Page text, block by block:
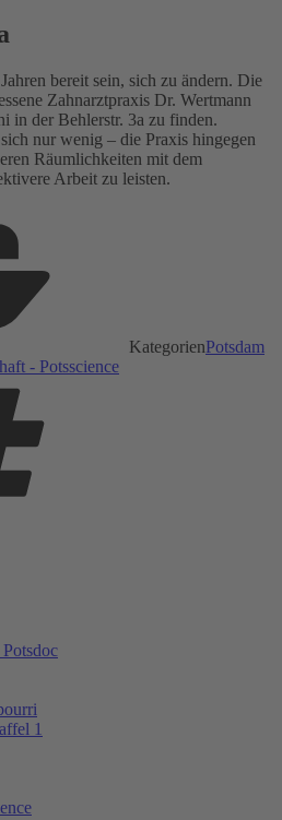
bereit sein, sich zu ändern. Die
Zahnarztpraxis Dr. Wertmann
in der Behlerstr. 3a zu finden.
nur wenig – die Praxis hingegen
Räumlichkeiten mit dem
Arbeit zu leisten.
KategorienPotsdam
- Potsscience
1